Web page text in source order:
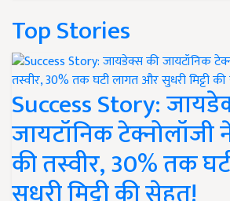
Top Stories
Success Story:
जायटॉनिक
की तस्वीर, 30% तक